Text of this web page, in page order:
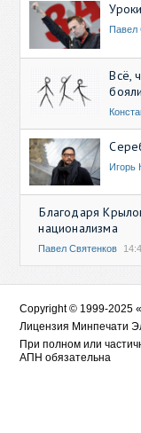
Павел
Всё,
Игорь
Благодаря
национализма
Павел Святенков
Copyright © 1999-2025
Лицензия Минпечати
При полном или
АПН обязательна